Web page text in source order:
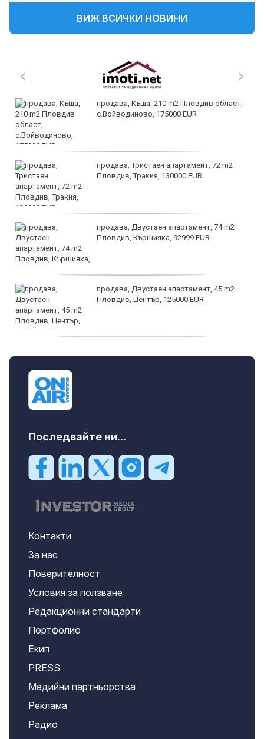
ВИЖ ВСИЧКИ НОВИНИ
продава, Къща, 210 m2 Пловдив област,
с.Войводиново, 175000 EUR
продава, Тристаен апартамент, 72 m2
Пловдив, Тракия, 130000 EUR
продава, Двустаен апартамент, 74 m2
Пловдив, Кършияка, 92999 EUR
продава, Двустаен апартамент, 45 m2
Пловдив, Център, 125000 EUR
Последвайте ни...
Контакти
За нас
Поверителност
Условия за ползване
Редакционни стандарти
Портфолио
Екип
PRESS
Медийни партньорства
Реклама
Радио